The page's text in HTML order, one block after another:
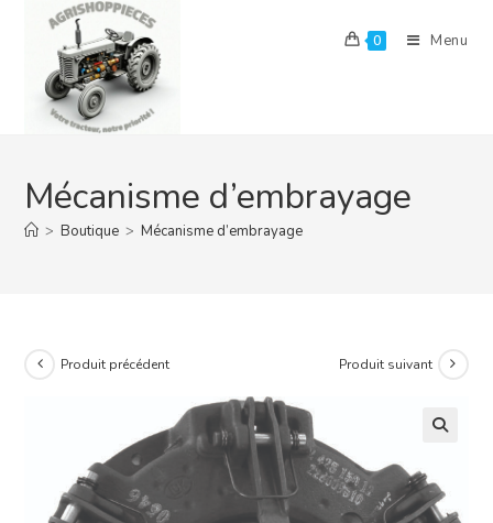
content
0 Menu
Mécanisme d’embrayage
> Boutique > Mécanisme d’embrayage
Produit précédent Produit suivant